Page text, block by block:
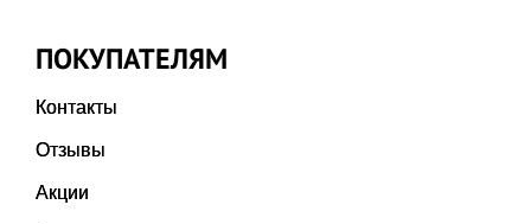
ПОКУПАТЕЛЯМ
Контакты
Отзывы
Акции